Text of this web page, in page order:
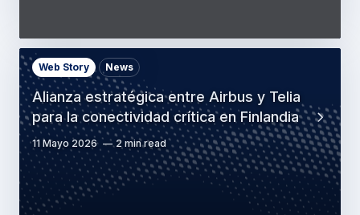
Alianza estratégica entre Airbus y Telia
para la conectividad crítica en Finlandia
Web Story News
11 Mayo 2026 2 min read